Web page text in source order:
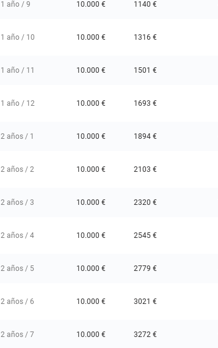
1 año / 9 10.000 € 1140 €
1 año / 10 10.000 € 1316 €
1 año / 11 10.000 € 1501 €
1 año / 12 10.000 € 1693 €
2 años / 1 10.000 € 1894 €
2 años / 2 10.000 € 2103 €
2 años / 3 10.000 € 2320 €
2 años / 4 10.000 € 2545 €
2 años / 5 10.000 € 2779 €
2 años / 6 10.000 € 3021 €
2 años / 7 10.000 € 3272 €